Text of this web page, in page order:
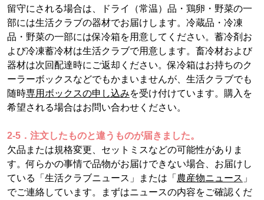
留守にされる場合は、ドライ（常温）品・鶏卵・野菜の一
部には生活クラブの器材でお届けします。冷蔵品・冷凍
品・野菜の一部には保冷箱を用意してください。蓄冷剤お
よび冷凍蓄冷材は生活クラブで用意します。畜冷材および
器材は次回配達時にご返却ください。保冷箱はお持ちのク
ーラーボックスなどでもかまいませんが、生活クラブでも
随時専用ボックスの申し込みを受け付けています。購入を
希望される場合はお問い合わせください。
2-5．注文したものと違うものが届きました。
欠品または規格変更、セットミスなどの可能性がありま
す。何らかの事情で品物がお届けできない場合、お届けし
ている「生活クラブニュース」または「 農産物ニュース 」
でご連絡しています。まずはニュースの内容をご確認くだ